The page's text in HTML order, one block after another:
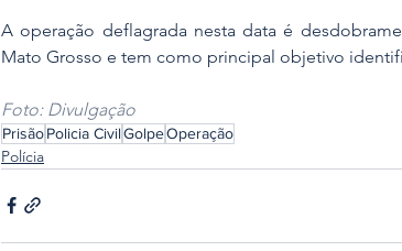
A operação deflagrada nesta data é
Mato Grosso e tem como principal objetivo
Foto: Divulgação
PrisãoPolicia CivilGolpeOperação
Polícia